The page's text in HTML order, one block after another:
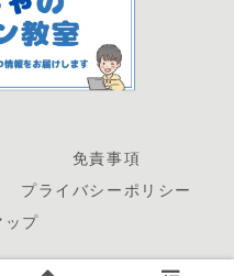
免責事項
プライバシーポリシー
ップ